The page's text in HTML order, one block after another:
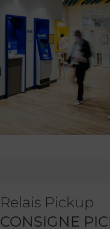
Relais Pickup
CONSIGNE